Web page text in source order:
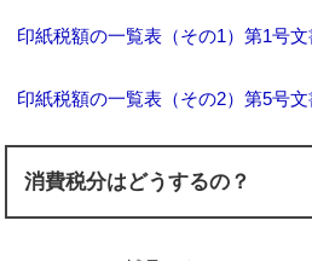
印紙税額の一覧表（その1）第1号
印紙税額の一覧表（その2）第5号
消費税分はどうするの？